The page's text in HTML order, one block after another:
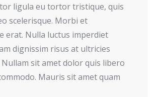
ligula eu tortor tristique, quis
scelerisque. Morbi et
erat. Nulla luctus imperdiet
dignissim risus at ultricies
sit amet dolor quis libero
Mauris sit amet quam